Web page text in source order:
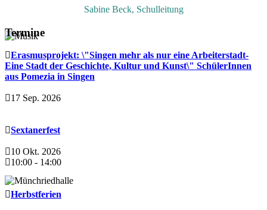
Sabine Beck, Schulleitung
Termine
Erasmusprojekt: \"Singen mehr als nur eine Arbeiterstadt-
Eine Stadt der Geschichte, Kultur und Kunst\" SchülerInnen
aus Pomezia in Singen
17 Sep. 2026
Sextanerfest
10 Okt. 2026
10:00 - 14:00
Herbstferien